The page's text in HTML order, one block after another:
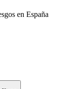
en España